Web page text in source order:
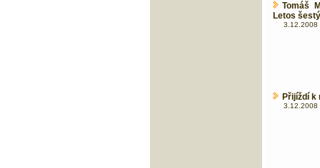
Tomáš
Letos
3.12.2008
Přijíždí k
3.12.2008